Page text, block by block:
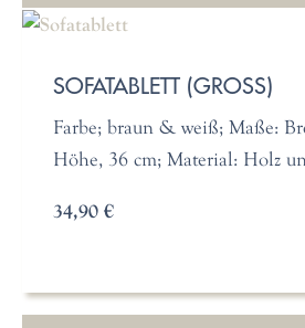
SOFATABLETT (GROSS)
Farbe; braun & weiß; Maße:
Höhe, 36 cm; Material: Holz
34,90 €